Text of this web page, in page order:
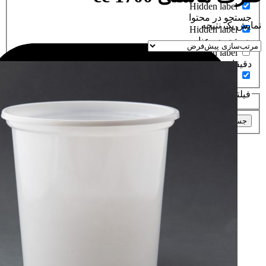
Hidden label
جستجو در محتوا
Hidden label
جستجو در عناوین
Hidden label
دقیقا عین عبارت
فیلتر براساسدسته های محصولات
جستجو
نمایش یک نتیجه